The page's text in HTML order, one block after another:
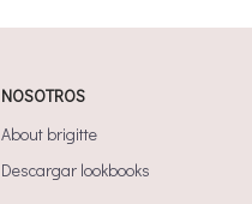
NOSOTROS
About brigitte
Descargar lookbooks